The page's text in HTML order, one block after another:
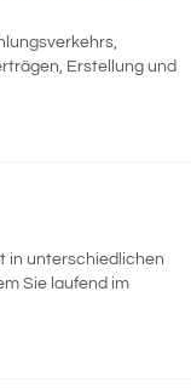
Erstellung und
in unterschiedlichen
Sie laufend im